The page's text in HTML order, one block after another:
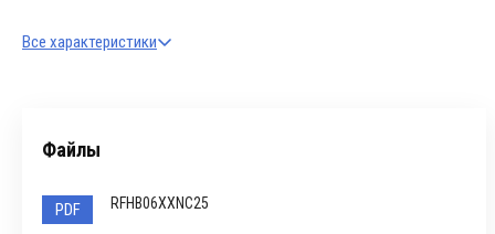
Все характеристики
Файлы
PDF RFHB06XXNC25